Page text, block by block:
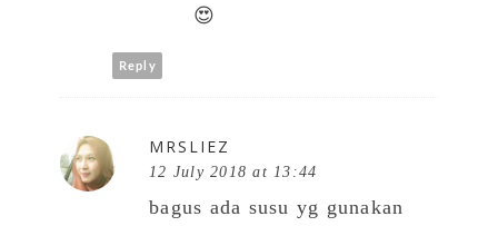
😍
Reply
MRSLIEZ
12 July 2018 at 13:44
bagus ada susu yg gunakan